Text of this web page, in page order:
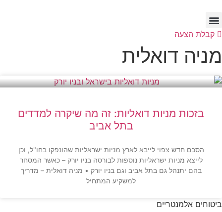
לתוכן
קבלת הצעה
מניה דואלית
בזכות מניות דואליות: זה מה שיקרה למדדים
בתל אביב
הסכם חדש צפוי לייבא לארץ מניות ישראליות שהונפקו בחו"ל, וכן
לייצא מניות ישראליות נוספות לבורסה בניו יורק – כאשר המסחר
בהם יתנהל גם בתל אביב וגם בניו יורק • מניה דואלית – מדריך
למשקיע המתחיל
ביטוחים אלמנטריים